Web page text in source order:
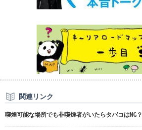
関連リンク
喫煙可能な場所でも非喫煙者がいたらタバコはNG？